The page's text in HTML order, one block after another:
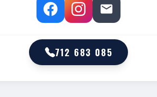
712 683 085